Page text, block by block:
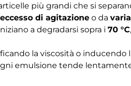
più grandi che si
eccesso di agitazione o da
a degradarsi sopra i 70 °C
la viscosità o inducendo
emulsione tende